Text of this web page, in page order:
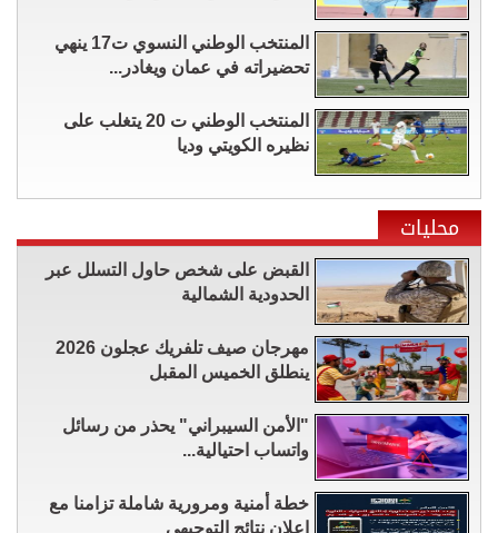
المنتخب الوطني النسوي ت17 ينهي
تحضيراته في عمان ويغادر...
المنتخب الوطني ت 20 يتغلب على
نظيره الكويتي وديا
محليات
القبض على شخص حاول التسلل عبر
الحدودية الشمالية
مهرجان صيف تلفريك عجلون 2026
ينطلق الخميس المقبل
"الأمن السيبراني" يحذر من رسائل
واتساب احتيالية...
خطة أمنية ومرورية شاملة تزامنا مع
إعلان نتائج التوجيهي